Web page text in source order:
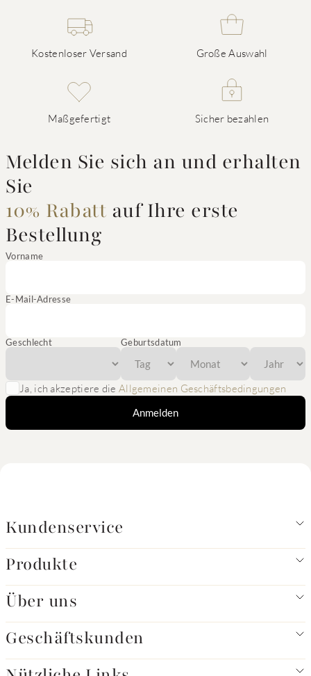
Kostenloser Versand Große Auswahl
Maßgefertigt Sicher bezahlen
Melden Sie sich an und erhalten
Sie
10% Rabatt auf Ihre erste
Bestellung
Vorname
E-Mail-Adresse
Geschlecht Geburtsdatum
Ja, ich akzeptiere die Allgemeinen Geschäftsbedingungen
Anmelden
Kundenservice
Produkte
Über uns
Geschäftskunden